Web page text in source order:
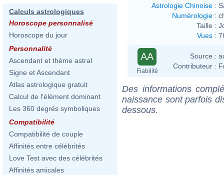
Calculs astrologiques
Horoscope personnalisé
Horoscope du jour
Personnalité
Ascendant et thème astral
Signe et Ascendant
Atlas astrologique gratuit
Calcul de l'élément dominant
Les 360 degrés symboliques
Compatibilité
Compatibilité de couple
Affinités entre célébrités
Love Test avec des célébrités
Affinités amicales
Astrologie Chinoise :
Numérologie :
Taille :
Vues :
AA
Fiabilité
Source :
Contributeur :
Des informations
naissance sont parfois
dessous.